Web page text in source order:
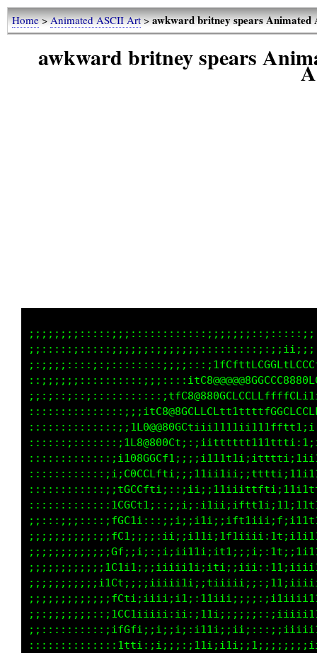
Home>Animated ASCII Art>awkward britney spears
awkward britney spears